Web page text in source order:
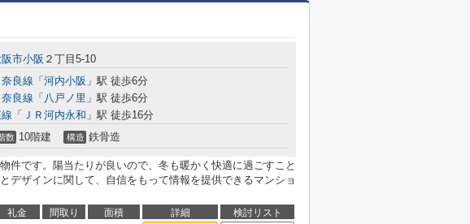
市小阪 ２丁目5-10
良線 「 河内小阪 」駅 徒歩6分
良線 「 八戸ノ里 」駅 徒歩6分
「 ＪＲ河内永和 」駅 徒歩16分
数 10階建 構造 鉄骨造
件です。陽当たりが良いので、冬も暖かく快適に過ごすこと
デザインに関して、自信をもって情報を提供できるマンショ
礼金 間取り 面積 詳細
検討リスト